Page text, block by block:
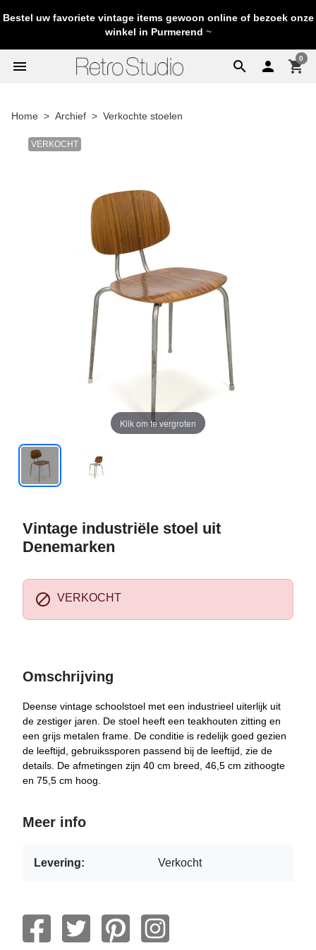
Bestel uw favoriete vintage items gewoon online of bezoek onze
winkel in Purmerend ~
search
menu  shopping_cart
0
Home Archief Verkochte stoelen
VERKOCHT
Klik om te vergroten
Vintage industriële stoel uit
Denemarken
 VERKOCHT
Omschrijving
Deense vintage schoolstoel met een industrieel uiterlijk uit
de zestiger jaren. De stoel heeft een teakhouten zitting en
een grijs metalen frame. De conditie is redelijk goed gezien
de leeftijd, gebruikssporen passend bij de leeftijd, zie de
details. De afmetingen zijn 40 cm breed, 46,5 cm zithoogte
en 75,5 cm hoog.
Meer info
Levering: Verkocht